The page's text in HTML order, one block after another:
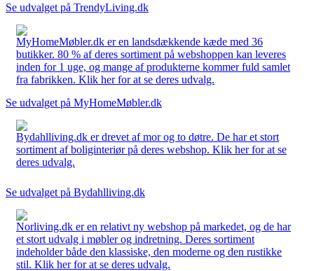
Se udvalget på TrendyLiving.dk
MyHomeMøbler.dk er en landsdækkende kæde med 36
butikker. 80 % af deres sortiment på webshoppen kan leveres
inden for 1 uge, og mange af produkterne kommer fuld samlet
fra fabrikken. Klik her for at se deres udvalg.
Se udvalget på MyHomeMøbler.dk
Bydahlliving.dk er drevet af mor og to døtre. De har et stort
sortiment af boliginteriør på deres webshop. Klik her for at se
deres udvalg.
Se udvalget på Bydahlliving.dk
Norliving.dk er en relativt ny webshop på markedet, og de har
et stort udvalg i møbler og indretning. Deres sortiment
indeholder både den klassiske, den moderne og den rustikke
stil. Klik her for at se deres udvalg.